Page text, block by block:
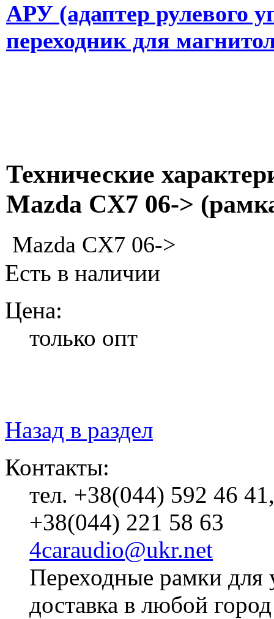
АРУ (адаптер рулевого
переходник для
Технические
Mazda CX7 06->
Mazda CX7 06->
Есть в наличии
Цена:
только опт
Назад в раздел
Контакты:
тел. +38(044) 592 46 41,
+38(044) 221 58 63
4caraudio@ukr.net
Переходные рамки для
доставка в любой город